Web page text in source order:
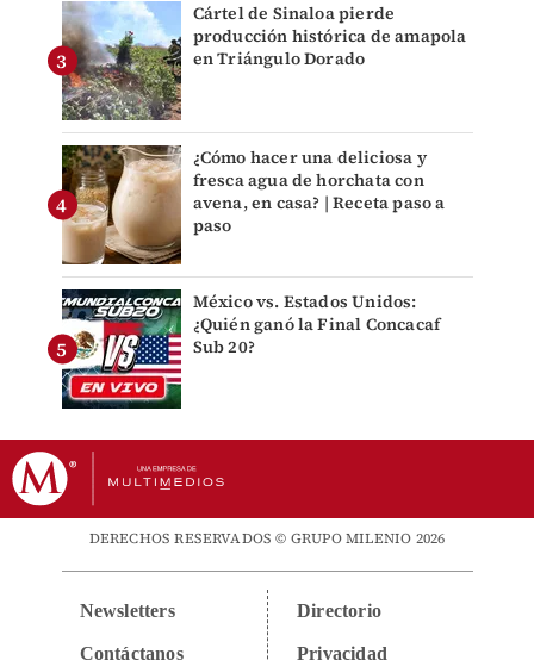
Cártel de Sinaloa pierde
producción histórica de amapola
en Triángulo Dorado
¿Cómo hacer una deliciosa y
fresca agua de horchata con
avena, en casa? | Receta paso a
paso
México vs. Estados Unidos:
¿Quién ganó la Final Concacaf
Sub 20?
DERECHOS RESERVADOS © GRUPO MILENIO 2026
Newsletters
Contáctanos
Directorio
Privacidad